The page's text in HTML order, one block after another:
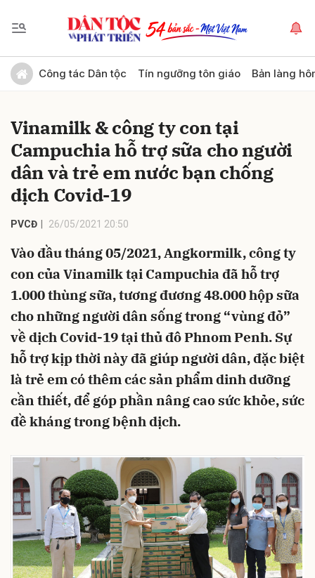
Công tác Dân tộc Tín ngưỡng tôn giáo Bản làng
Vinamilk & công ty con tại
Campuchia hỗ trợ sữa cho người
dân và trẻ em nước bạn chống
dịch Covid-19
PVCĐ 26/05/2021 20:50
Vào đầu tháng 05/2021, Angkormilk, công ty
con của Vinamilk tại Campuchia đã hỗ trợ
1.000 thùng sữa, tương đương 48.000 hộp sữa
cho những người dân sống trong “vùng đỏ”
về dịch Covid-19 tại thủ đô Phnom Penh. Sự
hỗ trợ kịp thời này đã giúp người dân, đặc biệt
là trẻ em có thêm các sản phẩm dinh dưỡng
cần thiết, để góp phần nâng cao sức khỏe, sức
đề kháng trong bệnh dịch.
Gửi bình luận